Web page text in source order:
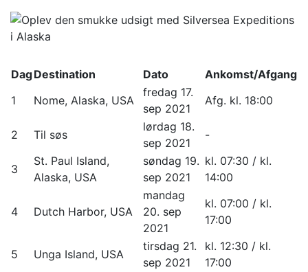
DagDestination Dato
Ankomst/Afgang
1
Nome, Alaska, USA
fredag 17.
sep 2021
Afg. kl. 18:00
2 Til søs
lørdag 18.
sep 2021
-
3
St. Paul Island,
Alaska, USA
søndag 19.
sep 2021
kl. 07:30 / kl.
14:00
4 Dutch Harbor, USA
mandag
20. sep
2021
kl. 07:00 / kl.
17:00
5 Unga Island, USA
tirsdag 21.
sep 2021
kl. 12:30 / kl.
17:00